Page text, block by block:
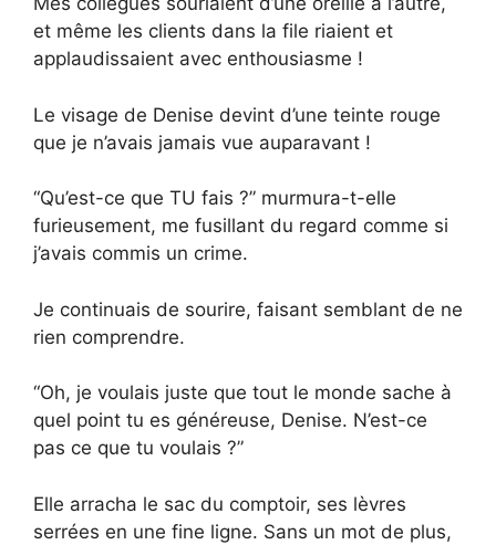
et même les clients dans la file riaient et
applaudissaient avec enthousiasme !
Le visage de Denise devint d’une teinte rouge
que je n’avais jamais vue auparavant !
“Qu’est-ce que TU fais ?” murmura-t-elle
furieusement, me fusillant du regard comme si
j’avais commis un crime.
Je continuais de sourire, faisant semblant de ne
rien comprendre.
“Oh, je voulais juste que tout le monde sache à
quel point tu es généreuse, Denise. N’est-ce
pas ce que tu voulais ?”
Elle arracha le sac du comptoir, ses lèvres
serrées en une fine ligne. Sans un mot de plus,